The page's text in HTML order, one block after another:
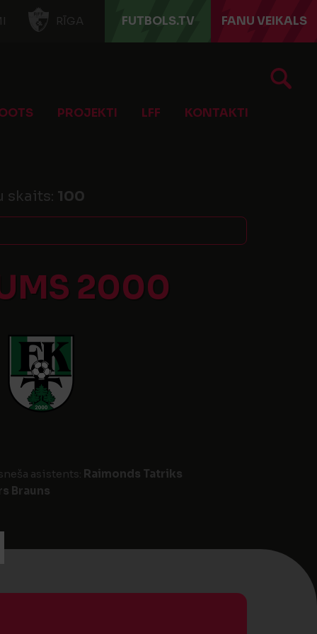
RĪGA FUTBOLS.TV FANU VEIKALS
PROJEKTI LFF KONTAKTI
skaits: 100
2000
asistents: Raimonds Tatriks
Brauns